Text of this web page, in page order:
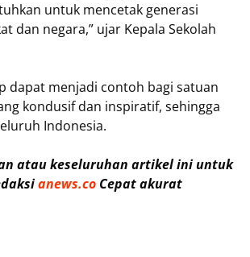
untuk mencetak generasi
dan negara,” ujar Kepala Sekolah
dapat menjadi contoh bagi satuan
kondusif dan inspiratif, sehingga
Indonesia.
atau keseluruhan artikel ini untuk
anews.co Cepat akurat